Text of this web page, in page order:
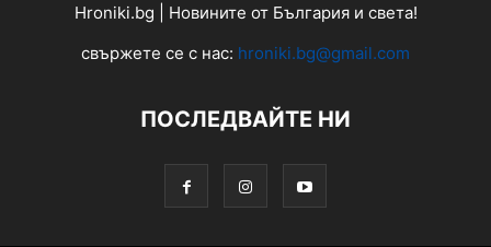
Hroniki.bg | Новините от България и света!
свържете се с нас: hroniki.bg@gmail.com
ПОСЛЕДВАЙТЕ НИ